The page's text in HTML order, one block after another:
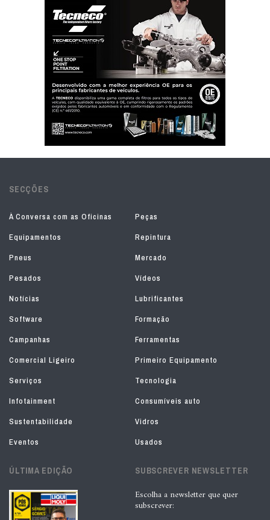
SECÇÕES
À Conversa com as Oficinas
Peças
Equipamentos
Repintura
Pneus
Mercado
Pesados
Vídeos
Notícias
Lubrificantes
Software
Formação
Campanhas
Ferramentas
Comercial Ligeiro
Primeiro Equipamento
Serviços
Tecnologia
Infotainment
Consumíveis auto
Sustentabilidade
Vidros
Eventos
Usados
ÚLTIMA EDIÇÃO SUBSCREVER NEWSLETTER
Escolha a newsletter que quer
subscrever: